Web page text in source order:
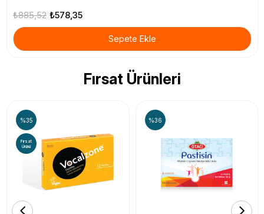
₺578,35
₺885,52
Sepete Ekle
Fırsat Ürünleri
%35
Fırsat
Ürünü
%36